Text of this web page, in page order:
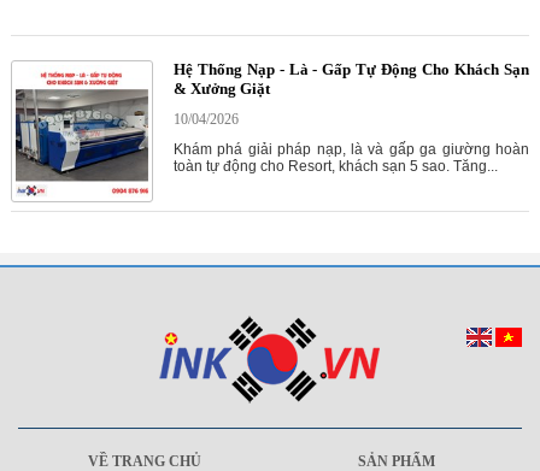
Hệ Thống Nạp - Là - Gấp Tự Động Cho Khách Sạn
& Xưởng Giặt
10/04/2026
Khám phá giải pháp nạp, là và gấp ga giường hoàn
toàn tự động cho Resort, khách sạn 5 sao. Tăng...
VỀ TRANG CHỦ
SẢN PHẨM